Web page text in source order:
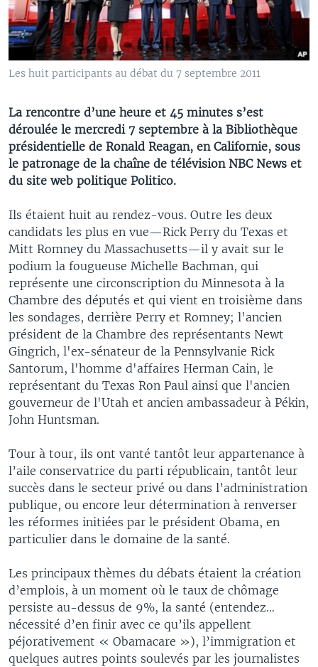
Les huit participants au débat du 7 septembre 2011
La rencontre d’une heure et 45 minutes s’est
déroulée le mercredi 7 septembre à la Bibliothèque
présidentielle de Ronald Reagan, en Californie, sous
le patronage de la chaîne de télévision NBC News et
du site web politique Politico.
Ils étaient huit au rendez-vous. Outre les deux
candidats les plus en vue—Rick Perry du Texas et
Mitt Romney du Massachusetts—il y avait sur le
podium la fougueuse Michelle Bachman, qui
représente une circonscription du Minnesota à la
Chambre des députés et qui vient en troisième dans
les sondages, derrière Perry et Romney; l'ancien
président de la Chambre des représentants Newt
Gingrich, l'ex-sénateur de la Pennsylvanie Rick
Santorum, l'homme d'affaires Herman Cain, le
représentant du Texas Ron Paul ainsi que l'ancien
gouverneur de l'Utah et ancien ambassadeur à Pékin,
John Huntsman.
Tour à tour, ils ont vanté tantôt leur appartenance à
l’aile conservatrice du parti républicain, tantôt leur
succès dans le secteur privé ou dans l’administration
publique, ou encore leur détermination à renverser
les réformes initiées par le président Obama, en
particulier dans le domaine de la santé.
Les principaux thèmes du débats étaient la création
d’emplois, à un moment où le taux de chômage
persiste au-dessus de 9%, la santé (entendez…
nécessité d’en finir avec ce qu’ils appellent
péjorativement « Obamacare »), l’immigration et
quelques autres points soulevés par les journalistes